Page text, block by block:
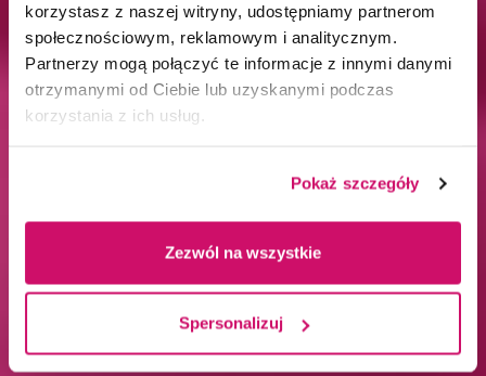
korzystasz z naszej witryny, udostępniamy partnerom
społecznościowym, reklamowym i analitycznym.
Partnerzy mogą połączyć te informacje z innymi danymi
otrzymanymi od Ciebie lub uzyskanymi podczas
korzystania z ich usług.
Pokaż szczegóły
Zezwól na wszystkie
Spersonalizuj